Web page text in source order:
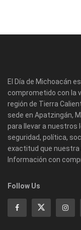
El Día de Michoacán
comprometido con la
región de Tierra
sede en Apatzingán,
para llevar a
seguridad, política,
exactitud que nuestra
Información con
Follow Us